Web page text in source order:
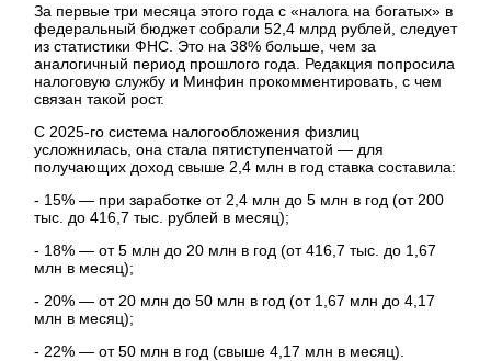
За первые три месяца этого года с «налога на богатых» в
федеральный бюджет собрали 52,4 млрд рублей, следует
из статистики ФНС. Это на 38% больше, чем за
аналогичный период прошлого года. Редакция попросила
налоговую службу и Минфин прокомментировать, с чем
связан такой рост.
С 2025-го система налогообложения физлиц
усложнилась, она стала пятиступенчатой — для
получающих доход свыше 2,4 млн в год ставка составила:
- 15% — при заработке от 2,4 млн до 5 млн в год (от 200
тыс. до 416,7 тыс. рублей в месяц);
- 18% — от 5 млн до 20 млн в год (от 416,7 тыс. до 1,67
млн в месяц);
- 20% — от 20 млн до 50 млн в год (от 1,67 млн до 4,17
млн в месяц);
- 22% — от 50 млн в год (свыше 4,17 млн в месяц).